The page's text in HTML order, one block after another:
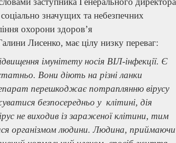
значущих та небезпечних
охорони здоров’я
Лисенко, має цілу низку переваг:
імунітету носія ВІЛ-інфекції. Є
Вони діють на різні ланки
перешкоджає потраплянню вірусу
безпосередньо у клітині, дія
не виходив із зараженої клітини, тим
організмом людини. Людина, приймаючи